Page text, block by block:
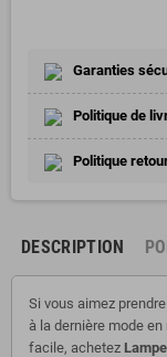
Garanties
Politique de
Politique
DESCRIPTION
Si vous aimez
à la dernière mode
facile, achetez